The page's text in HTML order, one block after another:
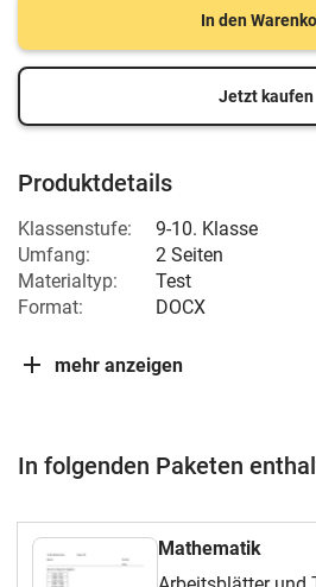
In den
Jetzt kaufen
Produktdetails
Klassenstufe:
9-10. Klasse
Umfang:
2 Seiten
Materialtyp:
Test
Format:
DOCX
mehr anzeigen
In folgenden Paketen
Mathematik